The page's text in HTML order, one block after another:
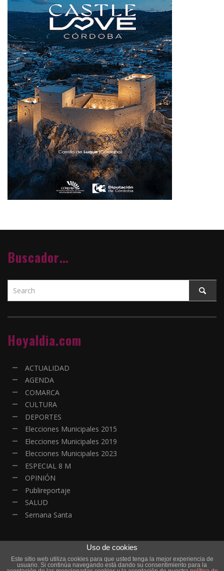
Buscador…
Hoyaldia.com
ACTUALIDAD
AGENDA
COMARCA
CULTURA
DEPORTES
Elecciones Municipales 2015
Elecciones Municipales 2019
Elecciones Municipales 2023
ESPECIAL 8 M
OPINIÓN
Publireportaje
SALUD
Semana Santa
© Copyright - Todos los derechos reservados | HOYALDIA - Actualidad
Uso de cookies
Este sitio web utiliza cookies para que usted tenga la mejor experiencia de
usuario. Si continúa navegando está dando su consentimiento para la